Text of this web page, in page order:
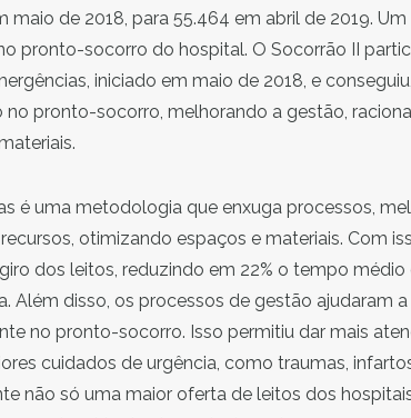
maio de 2018, para 55.464 em abril de 2019.
pronto-socorro do hospital. O Socorrão II
iniciado em maio de 2018, e
no pronto-socorro, melhorando a gestão,
é uma metodologia que enxuga processos,
otimizando espaços e materiais. Com
dos leitos, reduzindo em 22% o tempo
Além disso, os processos de gestão ajudaram
no pronto-socorro. Isso permitiu dar mais
cuidados de urgência, como traumas,
não só uma maior oferta de leitos dos